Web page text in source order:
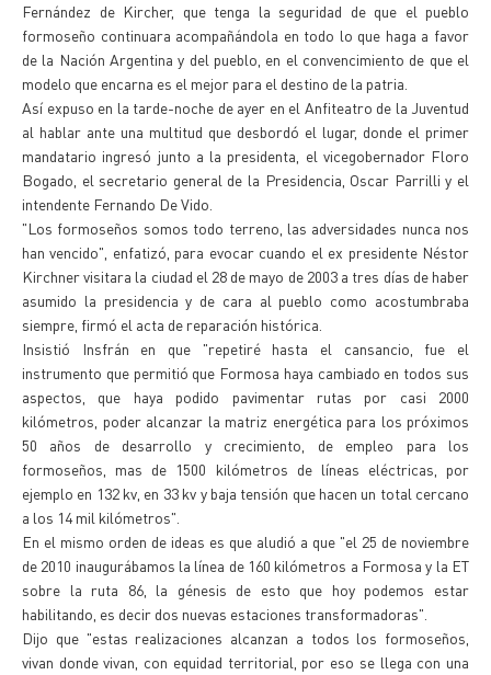
Fernández de Kircher, que tenga la seguridad de que el pueblo
formoseño continuara acompañándola en todo lo que haga a favor
de la Nación Argentina y del pueblo, en el convencimiento de que el
modelo que encarna es el mejor para el destino de la patria.
Así expuso en la tarde-noche de ayer en el Anfiteatro de la Juventud
al hablar ante una multitud que desbordó el lugar, donde el primer
mandatario ingresó junto a la presidenta, el vicegobernador Floro
Bogado, el secretario general de la Presidencia, Oscar Parrilli y el
intendente Fernando De Vido.
"Los formoseños somos todo terreno, las adversidades nunca nos
han vencido", enfatizó, para evocar cuando el ex presidente Néstor
Kirchner visitara la ciudad el 28 de mayo de 2003 a tres días de haber
asumido la presidencia y de cara al pueblo como acostumbraba
siempre, firmó el acta de reparación histórica.
Insistió Insfrán en que "repetiré hasta el cansancio, fue el
instrumento que permitió que Formosa haya cambiado en todos sus
aspectos, que haya podido pavimentar rutas por casi 2000
kilómetros, poder alcanzar la matriz energética para los próximos
50 años de desarrollo y crecimiento, de empleo para los
formoseños, mas de 1500 kilómetros de líneas eléctricas, por
ejemplo en 132 kv, en 33 kv y baja tensión que hacen un total cercano
a los 14 mil kilómetros".
En el mismo orden de ideas es que aludió a que "el 25 de noviembre
de 2010 inaugurábamos la línea de 160 kilómetros a Formosa y la ET
sobre la ruta 86, la génesis de esto que hoy podemos estar
habilitando, es decir dos nuevas estaciones transformadoras".
Dijo que "estas realizaciones alcanzan a todos los formoseños,
vivan donde vivan, con equidad territorial, por eso se llega con una